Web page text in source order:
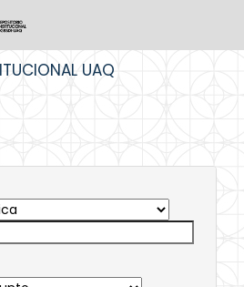
UAQ